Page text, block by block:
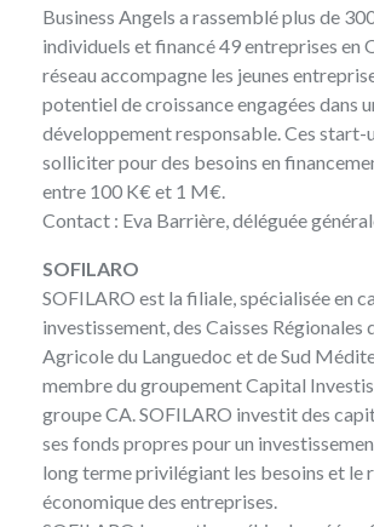
Business Angels a rassemblé plus de
individuels et financé 49 entreprises en
réseau accompagne les jeunes
potentiel de croissance engagées dans
développement responsable. Ces start-
solliciter pour des besoins en
entre 100 K€ et 1 M€.
Contact : Eva Barrière , déléguée
SOFILARO
SOFILARO est la filiale, spécialisée en
investissement, des Caisses Régionales
Agricole du Languedoc et de Sud
membre du groupement Capital
groupe CA. SOFILARO investit des
ses fonds propres pour un
long terme privilégiant les besoins et le
économique des entreprises.